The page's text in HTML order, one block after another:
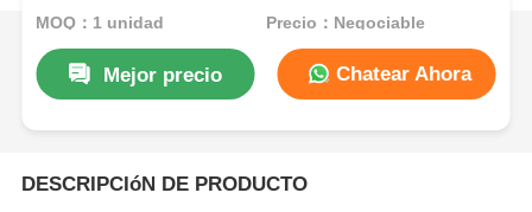
0100184 NCR SCPM
MOQ：1 unidad Precio：Negociable
Mejor precio Chatear Ahora
DESCRIPCIóN DE PRODUCTO